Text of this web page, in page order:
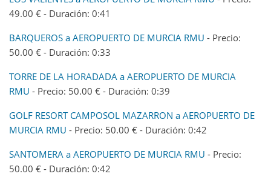
49.00 € - Duración: 0:41
BARQUEROS a AEROPUERTO DE MURCIA RMU - Precio:
50.00 € - Duración: 0:33
TORRE DE LA HORADADA a AEROPUERTO DE MURCIA
RMU - Precio: 50.00 € - Duración: 0:39
GOLF RESORT CAMPOSOL MAZARRON a AEROPUERTO DE
MURCIA RMU - Precio: 50.00 € - Duración: 0:42
SANTOMERA a AEROPUERTO DE MURCIA RMU - Precio:
50.00 € - Duración: 0:42